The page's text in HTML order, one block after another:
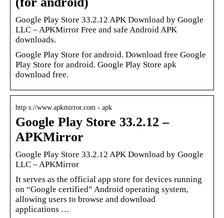
Google Play Store 33.2.12 APK Download by Google
LLC – APKMirror Free and safe Android APK
downloads.
Google Play Store for android. Download free Google
Play Store for android. Google Play Store apk
download free.
http s://www.apkmirror.com › apk
Google Play Store 33.2.12 –
APKMirror
Google Play Store 33.2.12 APK Download by Google
LLC – APKMirror
It serves as the official app store for devices running
on “Google certified” Android operating system,
allowing users to browse and download
applications …